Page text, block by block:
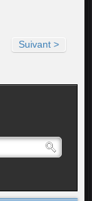
Suivant >